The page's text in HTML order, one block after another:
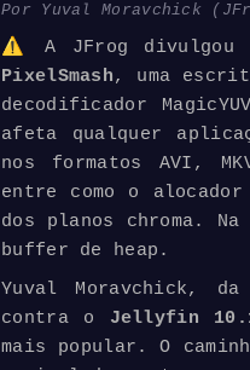
Por Yuval Moravchick
⚠️ A JFrog divulgou
PixelSmash, uma
decodificador
afeta qualquer
nos formatos AVI,
entre como o
dos planos chroma.
buffer de heap.
Yuval Moravchick, da
contra o Jellyfin
mais popular. O